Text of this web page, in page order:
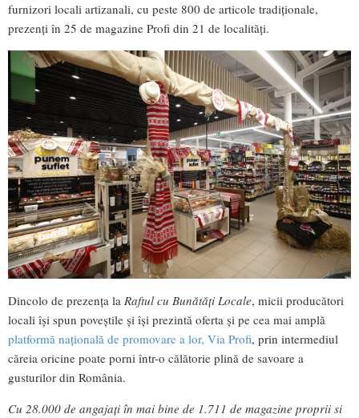
furnizori locali artizanali, cu peste 800 de articole tradiționale,
prezenți în 25 de magazine Profi din 21 de localități.
Dincolo de prezența la Raftul cu Bunătăți Locale, micii producători
locali își spun poveștile și își prezintă oferta și pe cea mai amplă
platformă națională de promovare a lor, Via Profi, prin intermediul
căreia oricine poate porni într-o călătorie plină de savoare a
gusturilor din România.
Cu 28.000 de angajați în mai bine de 1.711 de magazine proprii si